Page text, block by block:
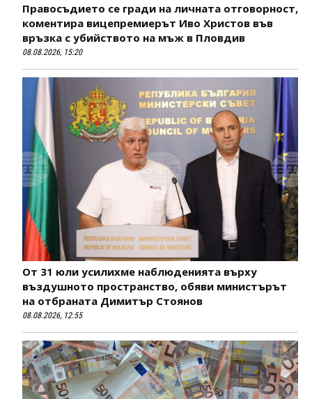
Правосъдието се гради на личната отговорност,
коментира вицепремиерът Иво Христов във
връзка с убийството на мъж в Пловдив
08.08.2026, 15:20
От 31 юли усилихме наблюденията върху
въздушното пространство, обяви министърът
на отбраната Димитър Стоянов
08.08.2026, 12:55